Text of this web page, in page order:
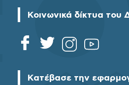
Κοινωνικά δίκτυα του
Κατέβασε την